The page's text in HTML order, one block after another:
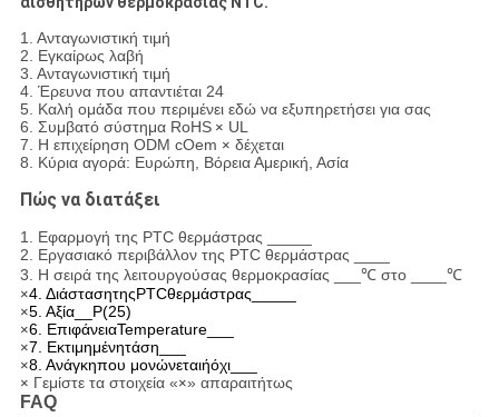
1. Ανταγωνιστική τιμή
2. Εγκαίρως λαβή
3. Ανταγωνιστική τιμή
4. Έρευνα που απαντιέται 24
5. Καλή ομάδα που περιμένει εδώ να εξυπηρετήσει για σας
6. Συμβατό σύστημαRoHS × UL
7. Η επιχείρηση ODM cOem × δέχεται
8. Κύρια αγορά: Ευρώπη, Βόρεια Αμερική, Ασία
Πώς να διατάξει
1. Εφαρμογή της PTC θερμάστρας _____
2. Εργασιακό περιβάλλον της PTC θερμάστρας ____
3. Η σειρά της λειτουργούσας θερμοκρασίας ___℃ στο ____℃
×4. ΔιάστασητηςPTCθερμάστρας_____
×5. Αξία__Ρ(25)
×6. ΕπιφάνειαTemperature___
×7. Εκτιμημένητάση___
×8. Ανάγκηπου μονώνεταιήόχι___
× Γεμίστε τα στοιχεία«×» απαραιτήτως
FAQ